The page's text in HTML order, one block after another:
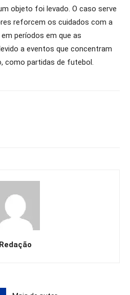
objeto foi levado. O caso serve
reforcem os cuidados com a
períodos em que as
a eventos que concentram
como partidas de futebol.
Redação